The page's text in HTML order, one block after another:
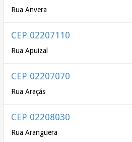
Rua Anvera
CEP 02207110
Rua Apuizal
CEP 02207070
Rua Araçás
CEP 02208030
Rua Aranguera